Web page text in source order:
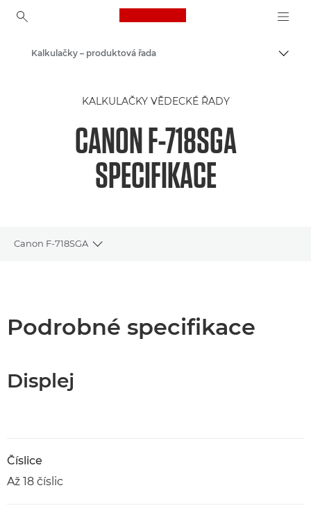
Canon Logo, back to
Kalkulačky – produktová řada
KALKULAČKY VĚDECKÉ ŘADY
CANON F-718SGA
SPECIFIKACE
Canon F-718SGA
Toggle breadcrumbs
Podrobné specifikace
Displej
Číslice
Až 18 číslic